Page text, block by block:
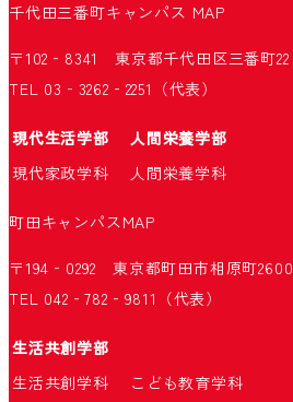
千代田三番町キャンパス MAP
〒102‐8341 東京都千代田区三番町22
TEL 03‐3262‐2251（代表）
現代生活学部
人間栄養学部
現代家政学科
人間栄養学科
町田キャンパスMAP
〒194‐0292 東京都町田市相原町2600
TEL 042‐782‐9811（代表）
生活共創学部
生活共創学科
こども教育学科